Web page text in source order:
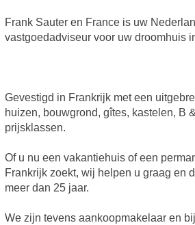
Frank Sauter en France is uw
vastgoedadviseur voor uw droomhuis
Gevestigd in Frankrijk met een
huizen, bouwgrond, gîtes, kastelen, B
prijsklassen.
Of u nu een vakantiehuis of een
Frankrijk zoekt, wij helpen u graag en
meer dan 25 jaar.
We zijn tevens aankoopmakelaar en